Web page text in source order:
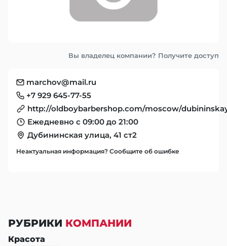
Вы владелец компании? Получите доступ
marchov@mail.ru
+7 929 645-77-55
http://oldboybarbershop.com/moscow/
Ежедневно с 09:00 до 21:00
Дубининская улица, 41 ст2
Неактуальная информация? Сообщите об ошибке
РУБРИКИ КОМПАНИИ
Красота